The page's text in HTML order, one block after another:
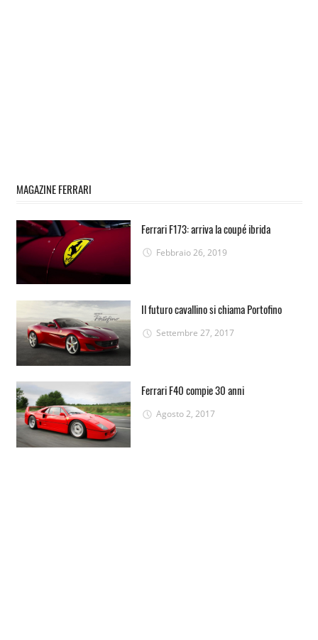
MAGAZINE FERRARI
Ferrari F173: arriva la coupé ibrida
Febbraio 26, 2019
Il futuro cavallino si chiama Portofino
Settembre 27, 2017
Ferrari F40 compie 30 anni
Agosto 2, 2017